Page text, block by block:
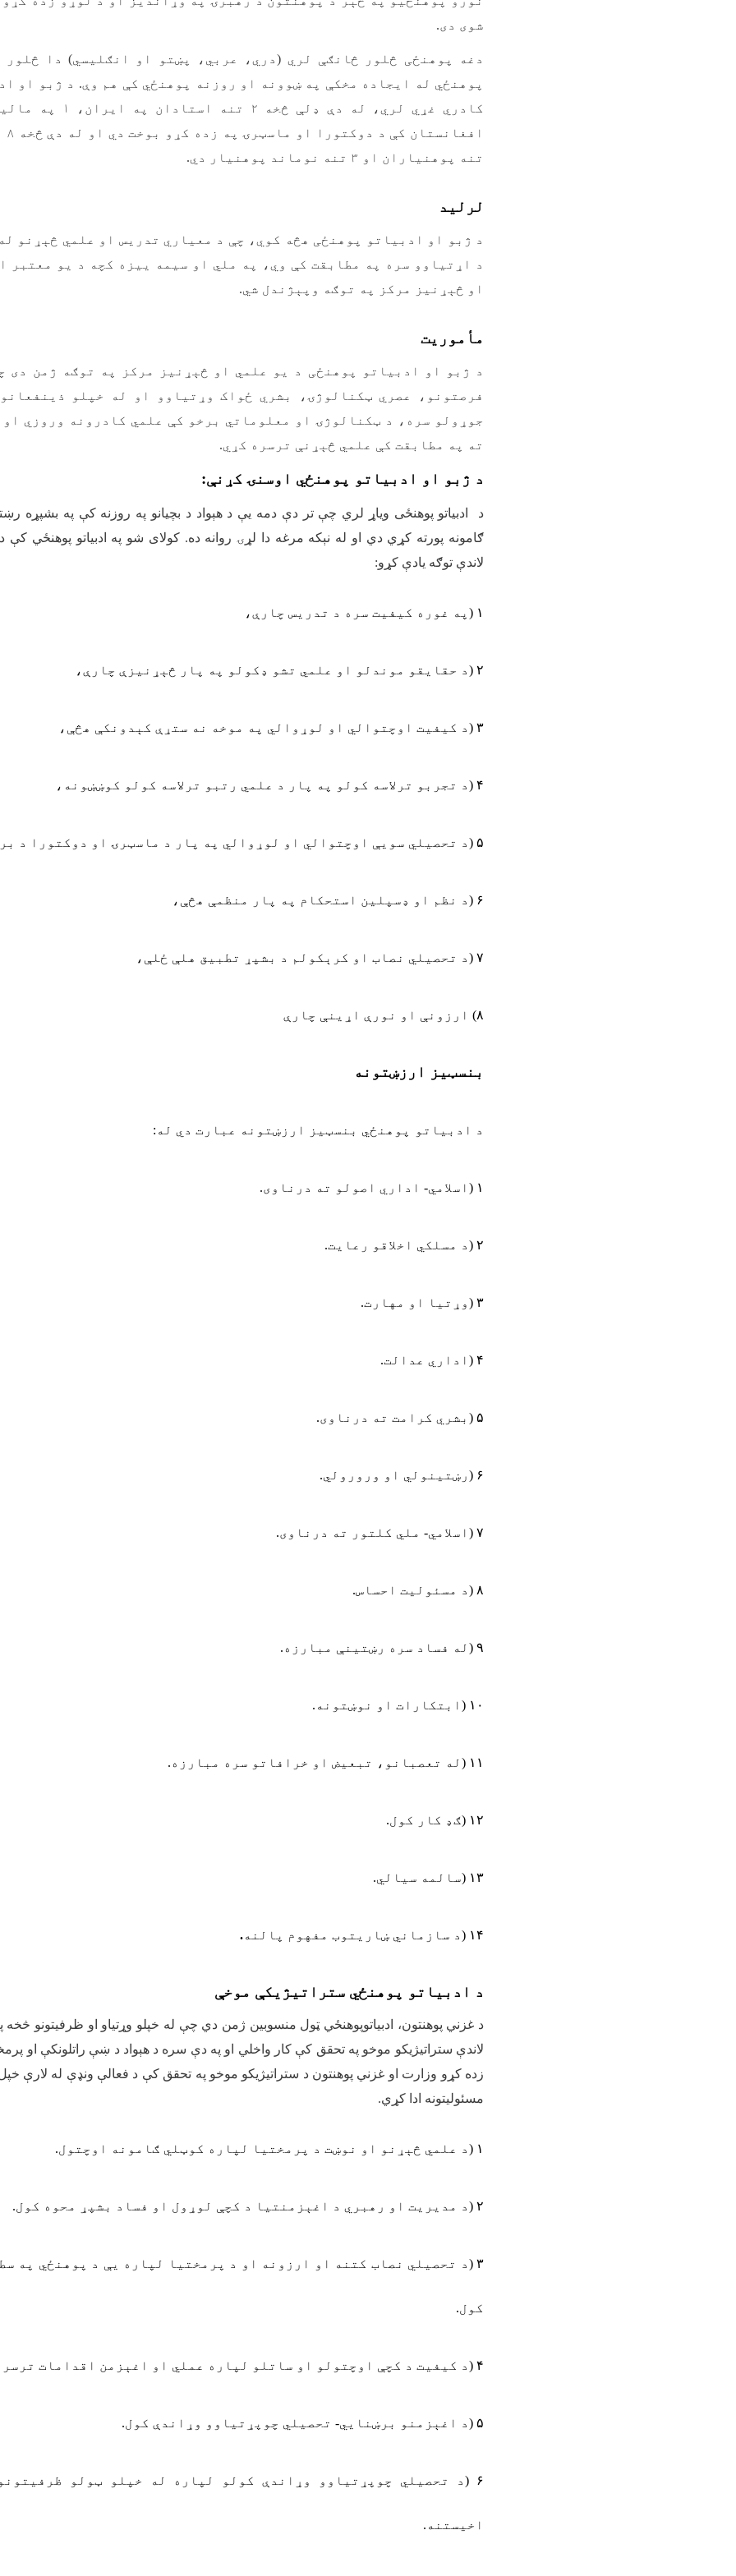
شوی دی.
دغه پوهنځی څلور څانګې لري (دري، عربي، پښتو او انګلیسي) دا څلور
تنه پوهنیاران او ۳ تنه نوماند پوهنیار دي.
لرلید
د ژبو او ادبیاتو پوهنځی هڅه کوي، چې د معیاري تدریس او علمي څېړنو
د اړتیاوو سره په مطابقت کې وي، په ملي او سیمه ییزه کچه د یو معتبر
او څېړنیز مرکز په توګه وپېژندل شي.
مأموریت
د ژبو او ادبیاتو پوهنځی د یو علمي او څېړنیز مرکز په توګه ژمن دی
فرصتونو، عصري ټکنالوژۍ، بشري ځواک وړتیاوو او له خپلو
جوړولو سره، د ټکنالوژۍ او معلوماتي برخو کې علمي کادرونه وروزي او
ته په مطابقت کې علمي څېړنې ترسره کړي.
د ژبو او ادبیاتو پوهنځي اوسنۍ کړنې:
د ادبیاتو پوهنځی ویاړ لري چې تر دې دمه یې د هېواد د بچیانو په روزنه کې په بشپړه
ګامونه پورته کړي دي او له نېکه مرغه دا لړۍ روانه ده. کولای شو په ادبیاتو پوهنځي
لاندې توګه یادې کړو:
۱ ) په غوره کیفیت سره د تدریس چارې،
۲ )د حقایقو موندلو او علمي تشو ډکولو په پار څېړنیزې چارې،
۳ )د کیفیت اوچتوالي او لوړوالي په موخه نه ستړې کېدونکې هڅې،
۴ )د تجربو ترلاسه کولو په پار د علمي رتبو ترلاسه کولو کوښښونه،
۵ )د تحصیلي سویې اوچتوالي او لوړوالي په پار د ماسټرۍ او دوکتورا د
۶ )د نظم او ډسپلین استحکام په پار منظمې هڅې،
۷ )د تحصیلي نصاب او کرېکولم د بشپړ تطبیق هلې ځلې،
۸) ارزونې او نورې اړینې چارې
بنسټیز ارزښتونه
د ادبیاتو پوهنځي بنسټیز ارزښتونه عبارت دي له :
۱ ) اسلامي- اداري اصولو ته درناوی.
۲ )د مسلکي اخلاقو رعایت.
۳ )وړتیا او مهارت.
۴ ) اداري عدالت.
۵ ) بشري کرامت ته درناوی.
۶ )رښتینولي او ورورولي.
۷ ) اسلامي- ملي کلتور ته درناوی.
۸ )د مسئولیت احساس.
۹ )له فساد سره رښتینې مبارزه .
۱۰ ) ابتکارات او نوښتونه .
۱۱ )له تعصبانو، تبعیض او خرافاتو سره مبارزه .
۱۲ )ګډ کار کول.
۱۳ )سالمه سیالي.
۱۴ )د سازماني ښاریتوب مفهوم پالنه.
د ادبیاتو پوهنځي ستراتیژیکې موخې
د غزني پوهنتون، ادبیاتوپوهنځي ټول منسوبین ژمن دي چې له خپلو وړتیاو او ظرفیتونو
لاندې ستراتیژیکو موخو په تحقق کې کار واخلي او په دې سره د هېواد د ښې راتلونکې او
زده کړو وزارت او غزني پوهنتون د ستراتیژیکو موخو په تحقق کې د فعالې ونډې له لارې
مسئولیتونه ادا کړي.
۱ )د علمي څېړنو او نوښت د پرمختیا لپاره کوټلي ګامونه اوچتول.
۲ )د مدیریت او رهبري د اغېزمنتیا د کچې لوړول او فساد بشپړ محوه کول.
۳)د تحصیلي نصاب کتنه او ارزونه او د پرمختیا لپاره یې د پوهنځي په
کول.
۴ )د کیفیت د کچې اوچتولو او ساتلو لپاره عملي او اغېزمن اقدامات
۵ )د اغېزمنو برښنایي- تحصیلي چوپړتیاوو وړاندې کول.
۶ )د تحصیلي چوپړتیاوو وړاندې کولو لپاره له خپلو ټولو
اخیستنه .